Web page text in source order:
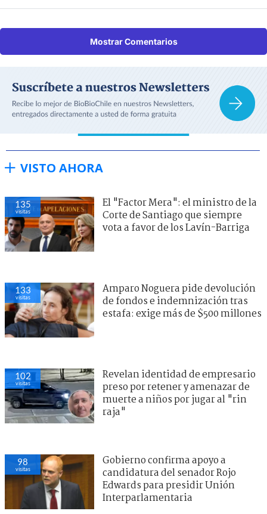
Mostrar Comentarios
VISTO AHORA
135
visitas
El "Factor Mera": el ministro de la
Corte de Santiago que siempre
vota a favor de los Lavín-Barriga
133
visitas
Amparo Noguera pide devolución
de fondos e indemnización tras
estafa: exige más de $500 millones
102
visitas
Revelan identidad de empresario
preso por retener y amenazar de
muerte a niños por jugar al "rin
raja"
98
visitas
Gobierno confirma apoyo a
candidatura del senador Rojo
Edwards para presidir Unión
Interparlamentaria